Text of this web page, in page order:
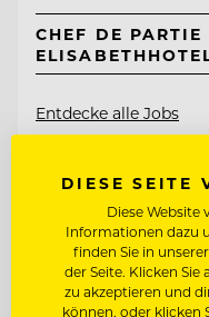
CHEF DE PARTIE - SAUCIER IM
Entdecke alle Jobs
DIESE SEITE
Diese Website
Informationen dazu
finden Sie in
der Seite. Klicken Sie
zu akzeptieren und
können, oder klicken